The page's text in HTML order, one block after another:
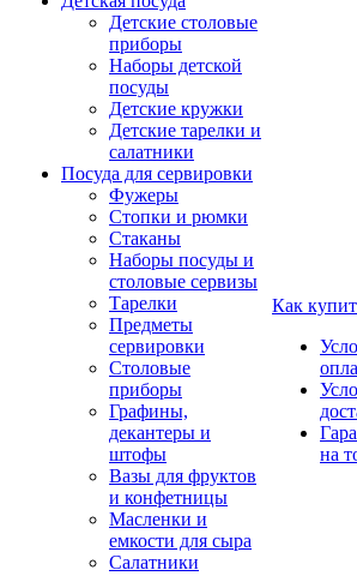
Детские столовые
приборы
Наборы детской
посуды
Детские кружки
Детские тарелки и
салатники
Посуда для сервировки
Фужеры
Стопки и рюмки
Стаканы
Наборы посуды и
столовые сервизы
Тарелки
Предметы
сервировки
Столовые
приборы
Графины,
декантеры и
штофы
Вазы для фруктов
и конфетницы
Масленки и
емкости для сыра
Салатники
Как
на